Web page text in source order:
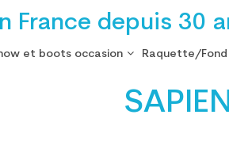
France depuis 30
et boots occasion Raquette/